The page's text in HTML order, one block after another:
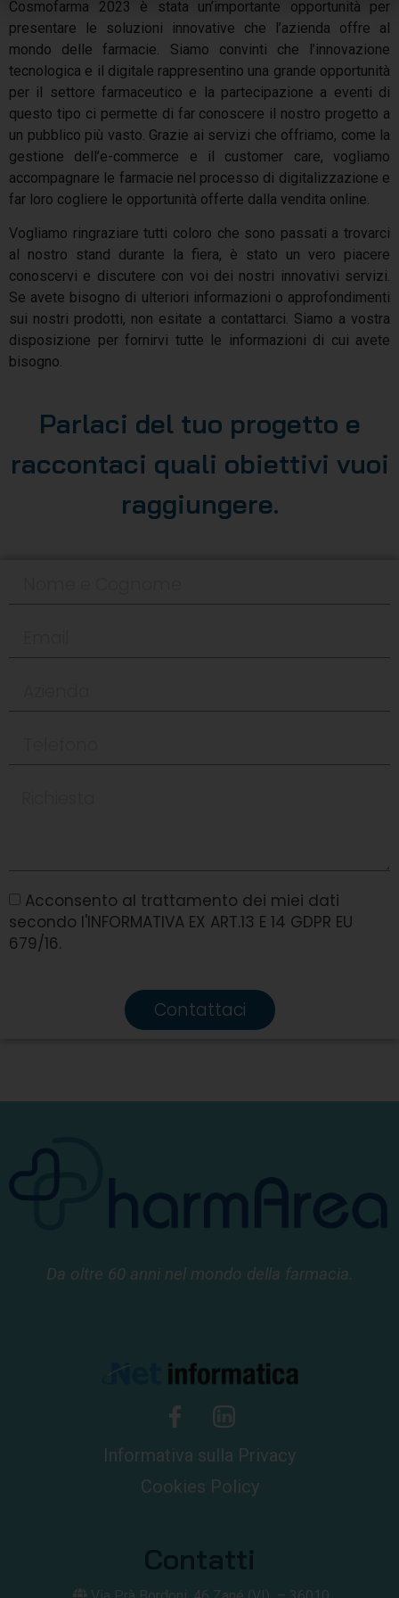
Cosmofarma 2023 è stata un’importante opportunità per
presentare le soluzioni innovative che l’azienda offre al
mondo delle farmacie. Siamo convinti che l’innovazione
tecnologica e il digitale rappresentino una grande opportunità
per il settore farmaceutico e la partecipazione a eventi di
questo tipo ci permette di far conoscere il nostro progetto a
un pubblico più vasto. Grazie ai servizi che offriamo, come la
gestione dell’e-commerce e il customer care, vogliamo
accompagnare le farmacie nel processo di digitalizzazione e
far loro cogliere le opportunità offerte dalla vendita online.
Vogliamo ringraziare tutti coloro che sono passati a trovarci
al nostro stand durante la fiera, è stato un vero piacere
conoscervi e discutere con voi dei nostri innovativi servizi.
Se avete bisogno di ulteriori informazioni o approfondimenti
sui nostri prodotti, non esitate a contattarci. Siamo a vostra
disposizione per fornirvi tutte le informazioni di cui avete
bisogno.
Parlaci del tuo progetto e
raccontaci quali obiettivi vuoi
raggiungere.
Acconsento al trattamento dei miei dati
secondo l'INFORMATIVA EX ART.13 E 14 GDPR EU
679/16.
Contattaci
Da oltre 60 anni nel mondo della farmacia.
Informativa sulla Privacy
Cookies Policy